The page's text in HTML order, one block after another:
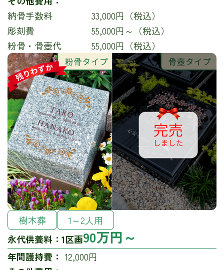
納骨手数料
33,000円（税込）
彫刻費
55,000円～（税込）
粉骨・骨壺代
55,000円（税込）
樹木葬
1～2人用
永代供養料： 1区画90万円～
年間護持費： 12,000円